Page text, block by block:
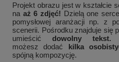
Projekt obrazu jest w kształcie
na aż 6 zdjęć! Dzielą one
pomysłowej aranżacji np. z
scenerii. Pośrodku znajduje się
umieścić dowolny tekst.
możesz dodać kilka
spójną kompozycję.